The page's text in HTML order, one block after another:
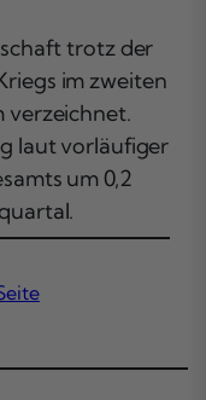
trotz der
im zweiten
verzeichnet.
laut vorläufiger
um 0,2